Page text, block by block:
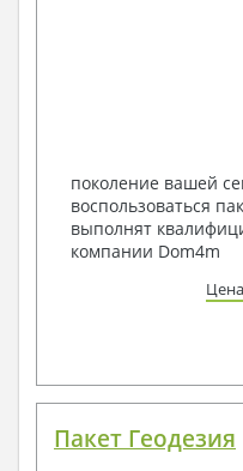
поколение вашей
воспользоваться
выполнят
компании Dom4m
Цена
Пакет Геодезия